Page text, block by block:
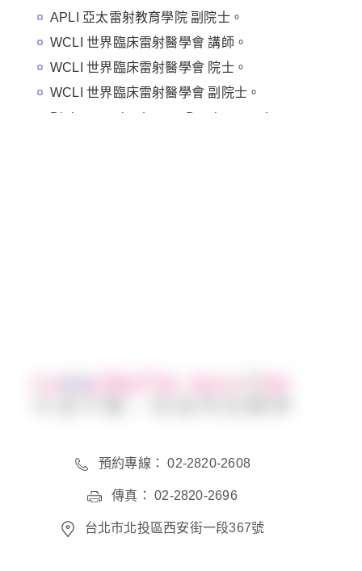
APLI 亞太雷射教育學院 副院士。
WCLI 世界臨床雷射醫學會 講師。
WCLI 世界臨床雷射醫學會 院士。
WCLI 世界臨床雷射醫學會 副院士。
Diplomate in Laser Dentistry，Loma
預約專線： 02-2820-2608
傳真： 02-2820-2696
台北市北投區西安街一段367號